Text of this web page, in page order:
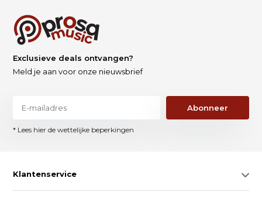
Exclusieve deals ontvangen?
Meld je aan voor onze nieuwsbrief
Abonneer
* Lees hier de wettelijke beperkingen
Klantenservice